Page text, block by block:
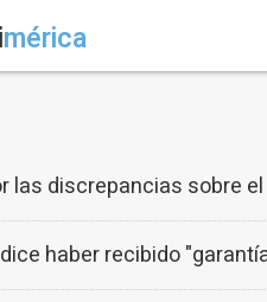
mérica
las discrepancias sobre
haber recibido